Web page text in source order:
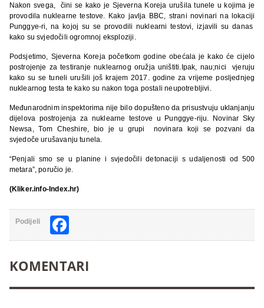
Nakon svega, čini se kako je Sjeverna Koreja urušila tunele u kojima je
provodila nuklearne testove. Kako javlja BBC, strani novinari na lokaciji
Punggye-ri, na kojoj su se provodili nuklearni testovi, izjavili su danas
kako su svjedočili ogromnoj eksploziji.
Podsjetimo, Sjeverna Koreja početkom godine obećala je kako će cijelo
postrojenje za testiranje nuklearnog oružja uništiti.Ipak, nau;nici vjeruju
kako su se tuneli urušili još krajem 2017. godine za vrijeme posljednjeg
nuklearnog testa te kako su nakon toga postali neupotrebljivi.
Međunarodnim inspektorima nije bilo dopušteno da prisustvuju uklanjanju
dijelova postrojenja za nuklearne testove u Punggye-riju. Novinar Sky
Newsa, Tom Cheshire, bio je u grupi novinara koji se pozvani da
svjedoče urušavanju tunela.
“Penjali smo se u planine i svjedočili detonaciji s udaljenosti od 500
metara”, poručio je.
(Kliker.info-Index.hr)
Podijeli
KOMENTARI